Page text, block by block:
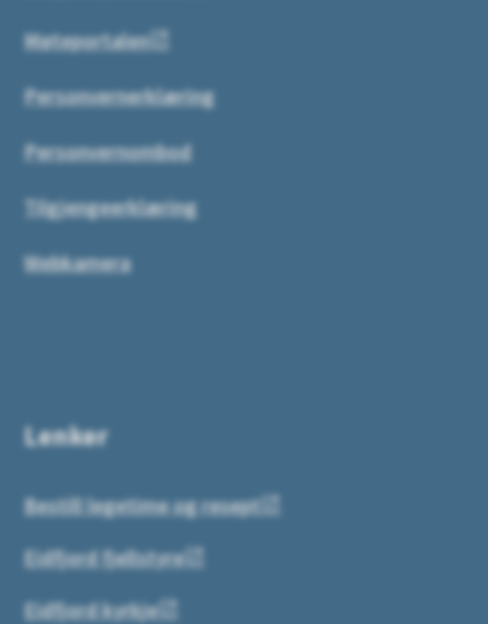
Møteportalen
Personvernerklæring
Personvernombod
Tilgjengeerklæring
Webkamera
Lenker
Bestill legetime og resept
Eidfjord fjellstyre
Eidfjord kyrkje